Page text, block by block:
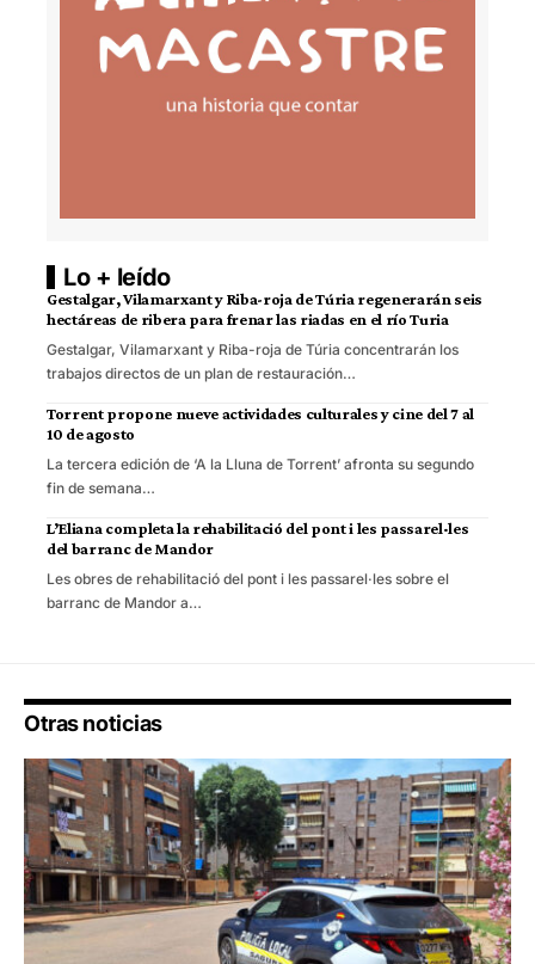
Lo + leído
Gestalgar, Vilamarxant y Riba-roja de Túria regenerarán seis
hectáreas de ribera para frenar las riadas en el río Turia
Gestalgar, Vilamarxant y Riba-roja de Túria concentrarán los
trabajos directos de un plan de restauración…
Torrent propone nueve actividades culturales y cine del 7 al
10 de agosto
La tercera edición de ‘A la Lluna de Torrent’ afronta su segundo
fin de semana…
L’Eliana completa la rehabilitació del pont i les passarel·les
del barranc de Mandor
Les obres de rehabilitació del pont i les passarel·les sobre el
barranc de Mandor a…
Otras noticias